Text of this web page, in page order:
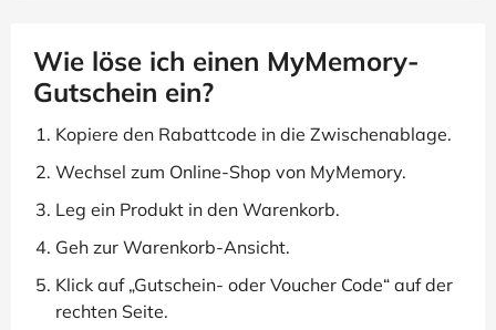
Wie löse ich einen MyMemory-
Gutschein ein?
Kopiere den Rabattcode in die Zwischenablage.
Wechsel zum Online-Shop von MyMemory.
Leg ein Produkt in den Warenkorb.
Geh zur Warenkorb-Ansicht.
Klick auf „Gutschein- oder Voucher Code“ auf der
rechten Seite.